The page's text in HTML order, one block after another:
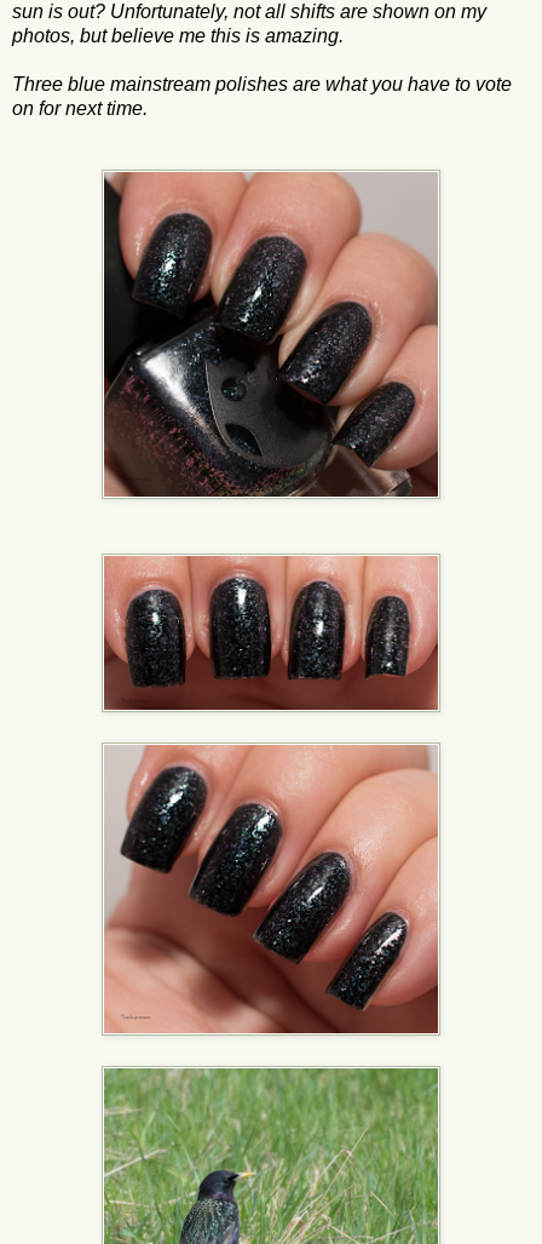
sun is out? Unfortunately, not all shifts are shown on my
photos, but believe me this is amazing.
Three blue mainstream polishes are what you have to vote
on for next time.